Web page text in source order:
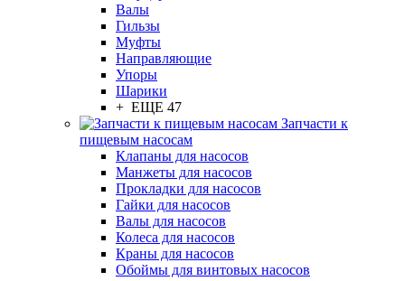
Валы
Гильзы
Муфты
Направляющие
Упоры
Шарики
+ ЕЩЕ 47
Запчасти к
пищевым насосам
Клапаны для насосов
Манжеты для насосов
Прокладки для насосов
Гайки для насосов
Валы для насосов
Колеса для насосов
Краны для насосов
Обоймы для винтовых насосов